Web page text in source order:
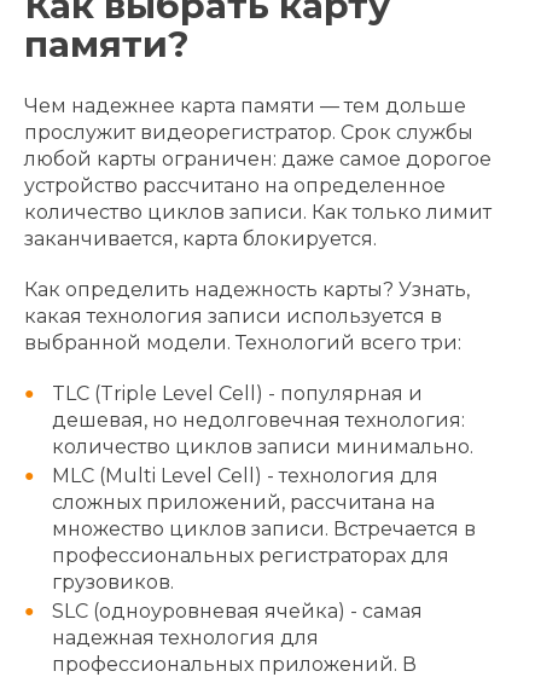
памяти?
Чем надежнее карта памяти — тем дольше
прослужит видеорегистратор. Срок службы
любой карты ограничен: даже самое дорогое
устройство рассчитано на определенное
количество циклов записи. Как только лимит
заканчивается, карта блокируется.
Как определить надежность карты? Узнать,
какая технология записи используется в
выбранной модели. Технологий всего три:
TLC (Triple Level Cell) - популярная и
дешевая, но недолговечная технология:
количество циклов записи минимально.
MLC (Multi Level Cell) - технология для
сложных приложений, рассчитана на
множество циклов записи. Встречается в
профессиональных регистраторах для
грузовиков.
SLC (одноуровневая ячейка) - самая
надежная технология для
профессиональных приложений. В